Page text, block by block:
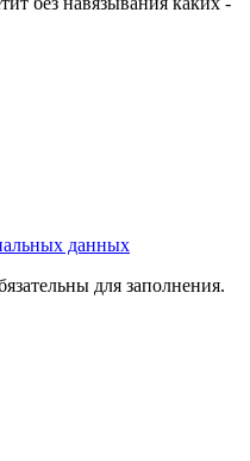
данных
для заполнения.